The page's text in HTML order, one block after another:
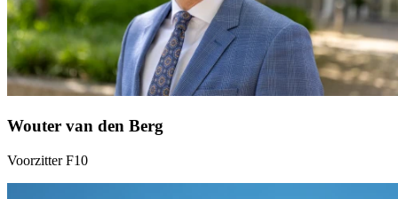
Wouter van den Berg
Voorzitter F10